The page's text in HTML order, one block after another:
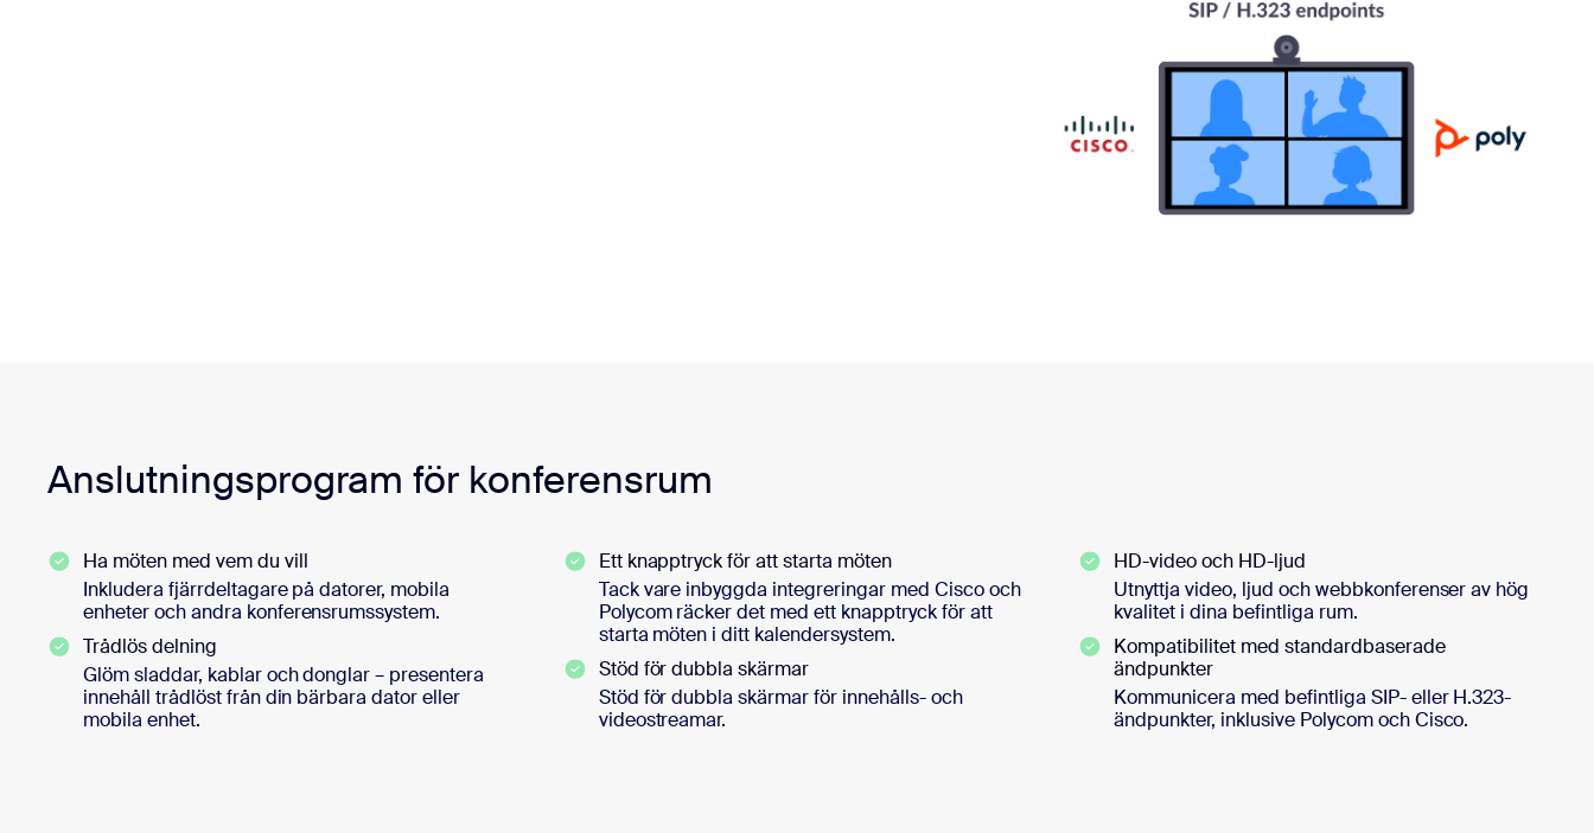
Anslutningsprogram för konferensrum
Ha möten med vem du vill
Inkludera fjärrdeltagare på datorer, mobila
enheter och andra konferensrumssystem.
Trådlös delning
Glöm sladdar, kablar och donglar – presentera
innehåll trådlöst från din bärbara dator eller
mobila enhet.
Ett knapptryck för att starta möten
Tack vare inbyggda integreringar med Cisco och
Polycom räcker det med ett knapptryck för att
starta möten i ditt kalendersystem.
Stöd för dubbla skärmar
Stöd för dubbla skärmar för innehålls- och
videostreamar.
HD-video och HD-ljud
Utnyttja video, ljud och webbkonferenser av hög
kvalitet i dina befintliga rum.
Kompatibilitet med standardbaserade
ändpunkter
Kommunicera med befintliga SIP- eller H.323-
ändpunkter, inklusive Polycom och Cisco.